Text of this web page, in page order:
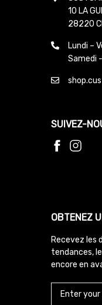
10 LA
28220
Lundi –
Samedi
SUIVEZ-
OBTENEZ
Recevez les
tendances,
encore en